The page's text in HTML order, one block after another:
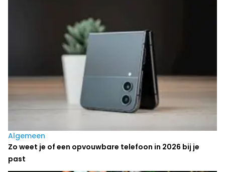
Algemeen
Zo weet je of een opvouwbare telefoon in 2026 bij je
past